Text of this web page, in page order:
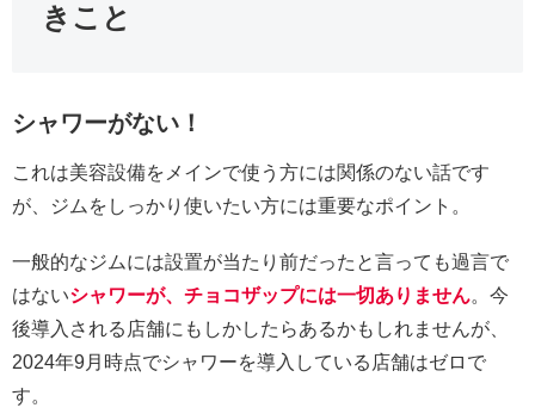
きこと
シャワーがない！
これは美容設備をメインで使う方には関係のない話です
が、ジムをしっかり使いたい方には重要なポイント。
一般的なジムには設置が当たり前だったと言っても過言で
はないシャワーが、チョコザップには一切ありません。今
後導入される店舗にもしかしたらあるかもしれませんが、
2024年9月時点でシャワーを導入している店舗はゼロで
す。